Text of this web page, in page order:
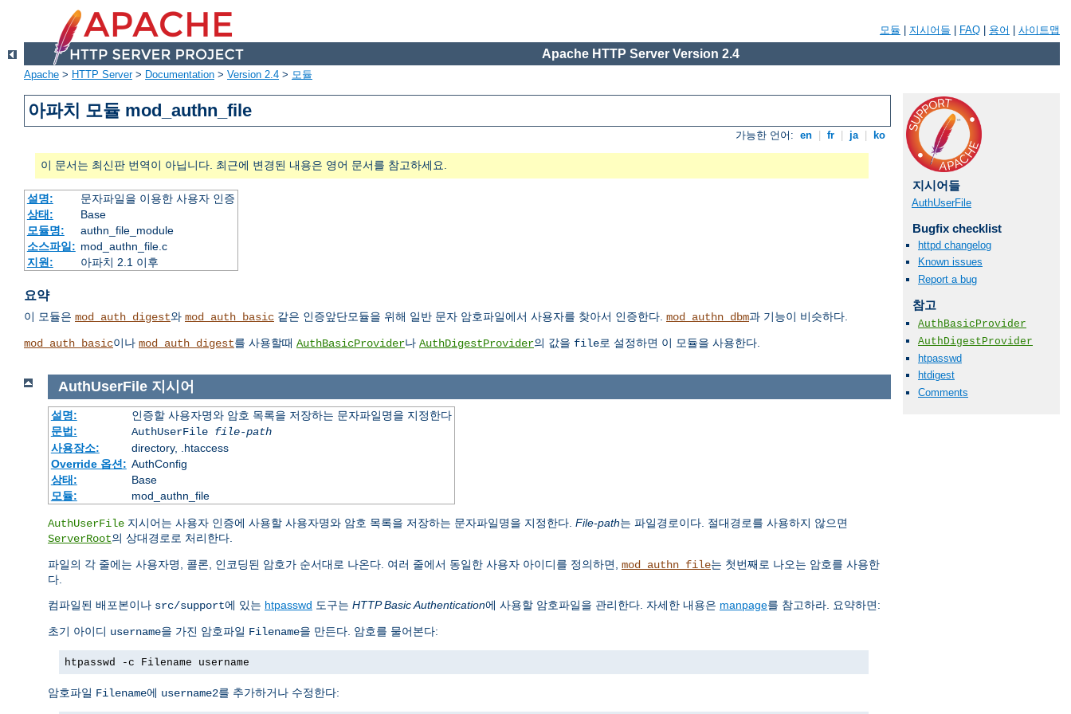
모듈 지시어들 FAQ 용어 사이트맵
Apache HTTP Server Version 2.4
Apache > HTTP Server> Documentation > Version 2.4 > 모듈
아파치 모듈 mod_authn_file
가능한 언어: en fr ja ko
이 문서는 최신판 번역이 아닙니다. 최근에 변경된 내용은 영어 문서를 참고하세요.
설명:
문자파일을 이용한 사용자 인증
상태:
Base
모듈명:
authn_file_module
소스파일: mod_authn_file.c
지원:
아파치 2.1 이후
요약
이 모듈은 mod_auth_digest와 mod_auth_basic 같은 인증앞단모듈을 위해 일반 문자 암호파일에서 사용자를 찾아서 인증한다. mod_authn_dbm과 기능이 비슷하다.
mod_auth_basic이나 mod_auth_digest를 사용할때 AuthBasicProvider나 AuthDigestProvider의 값을 file로 설정하면 이 모듈을 사용한다.
지시어들
AuthUserFile
Bugfix checklist
httpd changelog
Known issues
Report a bug
참고
AuthBasicProvider
AuthDigestProvider
htpasswd
htdigest
Comments
AuthUserFile 지시어
설명:
인증할 사용자명와 암호 목록을 저장하는 문자파일명을 지정한다
문법:
AuthUserFile file-path
사용장소:
directory, .htaccess
Override 옵션: AuthConfig
상태:
Base
모듈:
mod_authn_file
AuthUserFile 지시어는 사용자 인증에 사용할 사용자명와 암호 목록을 저장하는 문자파일명을 지정한다. File-path는 파일경로이다. 절대경로를 사용하지 않으면
ServerRoot의 상대경로로 처리한다.
파일의 각 줄에는 사용자명, 콜론, 인코딩된 암호가 순서대로 나온다. 여러 줄에서 동일한 사용자 아이디를 정의하면, mod_authn_file는 첫번째로 나오는 암호를 사용한
다.
컴파일된 배포본이나 src/support에 있는 htpasswd 도구는 HTTP Basic Authentication에 사용할 암호파일을 관리한다. 자세한 내용은 manpage를 참고하라. 요약하면:
초기 아이디 username을 가진 암호파일 Filename을 만든다. 암호를 물어본다:
htpasswd -c Filename username
암호파일 Filename에 username2를 추가하거나 수정한다: